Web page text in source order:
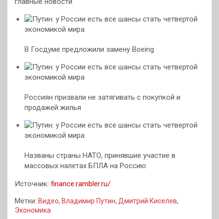
В Госдуме предложили замену Boeing
Россиян призвали не затягивать с покупкой и
продажей жилья
Названы страны НАТО, принявшие участие в
массовых налетах БПЛА на Россию
Источник: finance.rambler.ru/
Метки: Видео, Владимир Путин, Дмитрий Киселев,
Экономика